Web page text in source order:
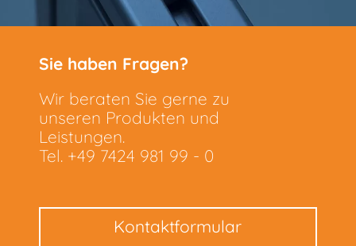
Sie haben Fragen?
Wir beraten Sie gerne zu
unseren Produkten und
Leistungen.
Tel. +49 7424 981 99 - 0
Kontaktformular